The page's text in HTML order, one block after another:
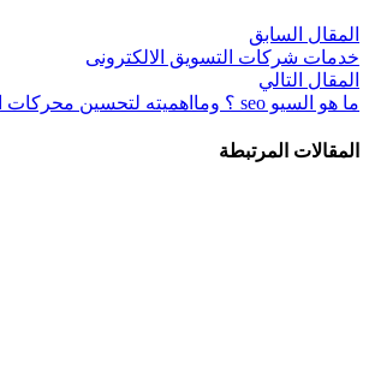
المقال السابق
خدمات شركات التسويق الالكترونى
المقال التالي
ما هو السيو seo ؟ ومااهميته لتحسين محركات البحث seo؟
المقالات المرتبطة